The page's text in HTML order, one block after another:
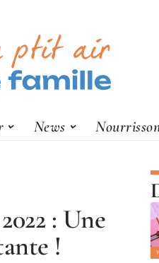
News
: Une
!